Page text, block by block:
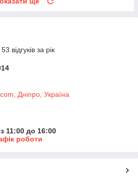
відгуків за рік
Дніпро, Україна
11:00 до 16:00
роботи